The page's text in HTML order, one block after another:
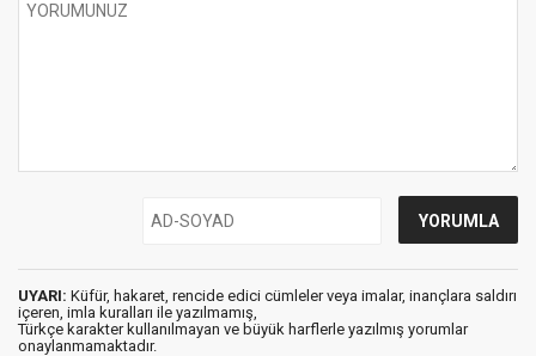
UYARI: Küfür, hakaret, rencide edici cümleler veya imalar, inançlara saldırı
içeren, imla kuralları ile yazılmamış,
Türkçe karakter kullanılmayan ve büyük harflerle yazılmış yorumlar
onaylanmamaktadır.